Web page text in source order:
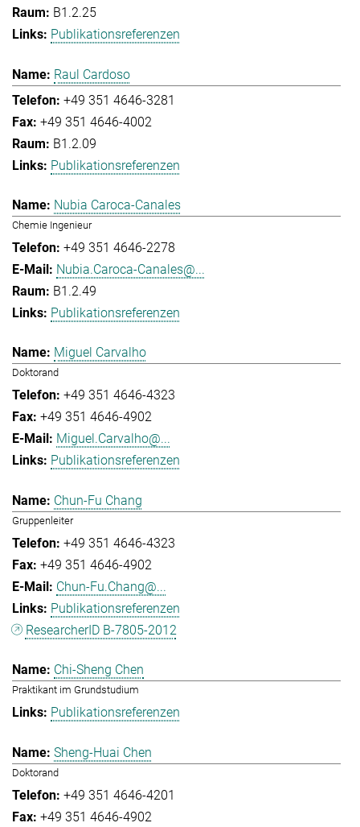
B1.2.25
Publikationsreferenzen
Raul Cardoso
+49 351 4646-3281
+49 351 4646-4002
B1.2.09
Publikationsreferenzen
Nubia Caroca-Canales
Chemie Ingenieur
+49 351 4646-2278
Nubia.Caroca-Canales@...
B1.2.49
Publikationsreferenzen
Miguel Carvalho
Doktorand
+49 351 4646-4323
+49 351 4646-4902
Miguel.Carvalho@...
Publikationsreferenzen
Chun-Fu Chang
Gruppenleiter
+49 351 4646-4323
+49 351 4646-4902
Chun-Fu.Chang@...
Publikationsreferenzen
ResearcherID B-7805-2012
Chi-Sheng Chen
Praktikant im Grundstudium
Publikationsreferenzen
Sheng-Huai Chen
Doktorand
+49 351 4646-4201
+49 351 4646-4902